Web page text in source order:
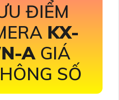
ĐIỂM
KX-
A GIÁ
SỐ